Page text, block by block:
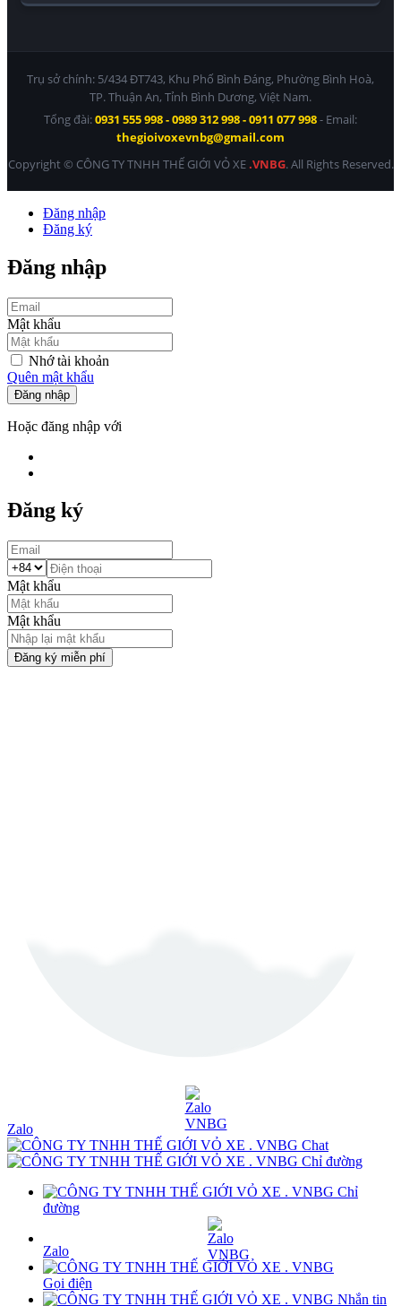
Trụ sở chính: 5/434 ĐT743, Khu Phố Bình Đáng, Phường Bình Hoà,
TP. Thuận An, Tỉnh Bình Dương, Việt Nam.
Tổng đài:0931 555 998 - 0989 312 998 - 0911 077 998- Email:
thegioivoxevnbg@gmail.com
Copyright © CÔNG TY TNHH THẾ GIỚI VỎ XE.VNBG. All Rights Reserved.
Đăng nhập
Đăng ký
Đăng nhập
Mật khẩu
Nhớ tài khoản
Quên mật khẩu
Đăng nhập
Hoặc đăng nhập với
Đăng ký
Mật khẩu
Mật khẩu
Đăng ký miễn phí
Zalo
Chat
Chỉ đường
Chỉ
đường
Zalo
Gọi điện
Nhắn tin